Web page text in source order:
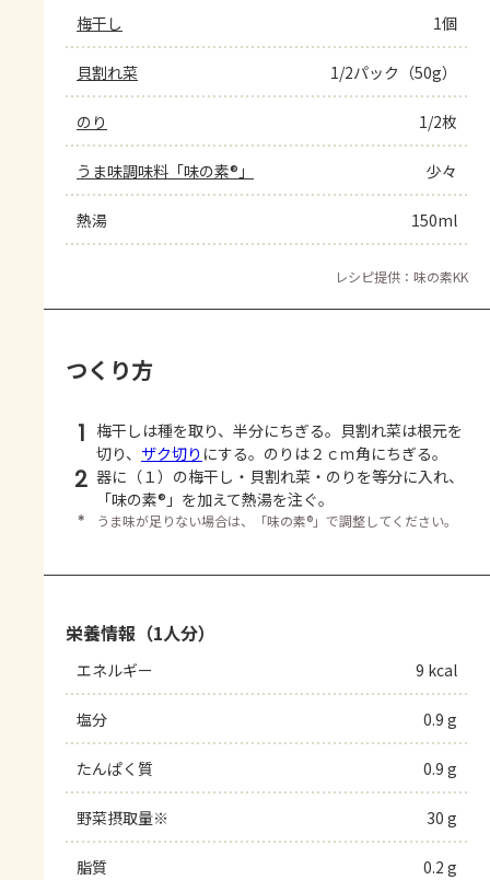
梅干し 1個
貝割れ菜 1/2パック（50g）
のり 1/2枚
うま味調味料「味の素®」 少々
熱湯 150ml
レシピ提供：味の素KK
つくり方
1 梅干しは種を取り、半分にちぎる。貝割れ菜は根元を
切り、 ザク切り にする。のりは２ｃｍ角にちぎる。
2 器に（１）の梅干し・貝割れ菜・のりを等分に入れ、
「味の素®」を加えて熱湯を注ぐ。
＊ うま味が足りない場合は、「味の素®」で調整してください。
栄養情報（1人分）
エネルギー 9 kcal
塩分 0.9 g
たんぱく質 0.9 g
野菜摂取量※ 30 g
脂質 0.2 g